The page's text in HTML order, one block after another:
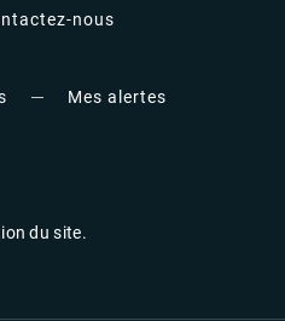
nous
Mes alertes
du site.